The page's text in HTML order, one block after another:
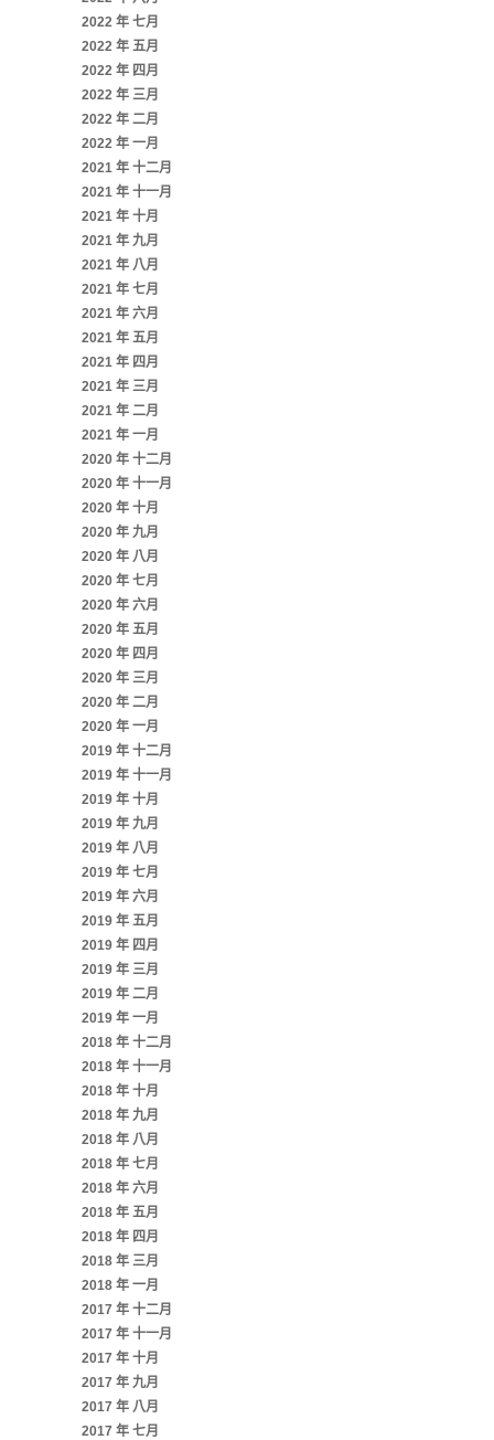
2022 年 七月
2022 年 五月
2022 年 四月
2022 年 三月
2022 年 二月
2022 年 一月
2021 年 十二月
2021 年 十一月
2021 年 十月
2021 年 九月
2021 年 八月
2021 年 七月
2021 年 六月
2021 年 五月
2021 年 四月
2021 年 三月
2021 年 二月
2021 年 一月
2020 年 十二月
2020 年 十一月
2020 年 十月
2020 年 九月
2020 年 八月
2020 年 七月
2020 年 六月
2020 年 五月
2020 年 四月
2020 年 三月
2020 年 二月
2020 年 一月
2019 年 十二月
2019 年 十一月
2019 年 十月
2019 年 九月
2019 年 八月
2019 年 七月
2019 年 六月
2019 年 五月
2019 年 四月
2019 年 三月
2019 年 二月
2019 年 一月
2018 年 十二月
2018 年 十一月
2018 年 十月
2018 年 九月
2018 年 八月
2018 年 七月
2018 年 六月
2018 年 五月
2018 年 四月
2018 年 三月
2018 年 一月
2017 年 十二月
2017 年 十一月
2017 年 十月
2017 年 九月
2017 年 八月
2017 年 七月